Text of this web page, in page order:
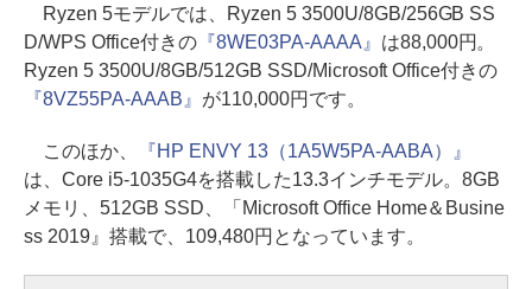
Ryzen 5モデルでは、Ryzen 5 3500U/8GB/256GB SS
D/WPS Office付きの『8WE03PA-AAAA』 は88,000円。
Ryzen 5 3500U/8GB/512GB SSD/Microsoft Office付きの
『8VZ55PA-AAAB』 が110,000円です。
このほか、
『HP ENVY 13（1A5W5PA-AABA）』
は、Core i5-1035G4を搭載した13.3インチモデル。8GB
メモリ、512GB SSD、「Microsoft Office Home＆Busine
ss 2019』搭載で、109,480円となっています。